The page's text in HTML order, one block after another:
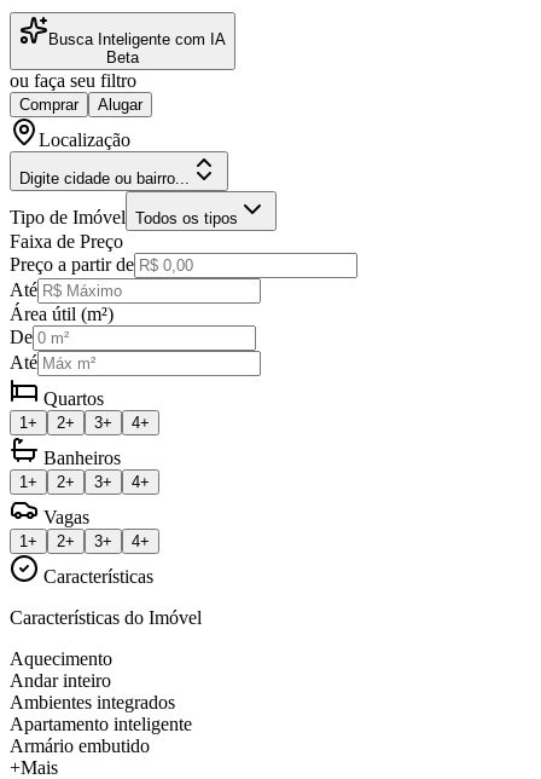
Busca Inteligente com IA
Beta
ou faça seu filtro
Comprar Alugar
Localização
Digite cidade ou bairro...
Tipo de Imóvel Todos os tipos
Faixa de Preço
Preço a partir de
Até
Área útil (m²)
De
Até
Quartos
1+ 2+ 3+ 4+
Banheiros
1+ 2+ 3+ 4+
Vagas
1+ 2+ 3+ 4+
Características
Características do Imóvel
Aquecimento
Andar inteiro
Ambientes integrados
Apartamento inteligente
Armário embutido
+Mais